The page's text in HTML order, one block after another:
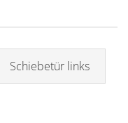
Schiebetür links